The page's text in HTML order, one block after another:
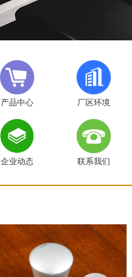
产品中心 厂区环境
企业动态 联系我们